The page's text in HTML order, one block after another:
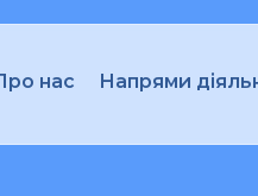
нас Напрями